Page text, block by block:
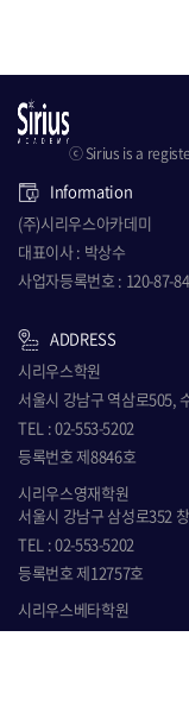
ⓒ Sirius is a
Information
(주)시리우스아카데미
대표이사 : 박상수
사업자등록번호 : 120-87-
ADDRESS
시리우스학원
서울시 강남구 역삼로505,
TEL : 02-553-5202
등록번호 제8846호
시리우스영재학원
서울시 강남구 삼성로352
TEL : 02-553-5202
등록번호 제12757호
시리우스베타학원
서울시 강남구 역삼로505,